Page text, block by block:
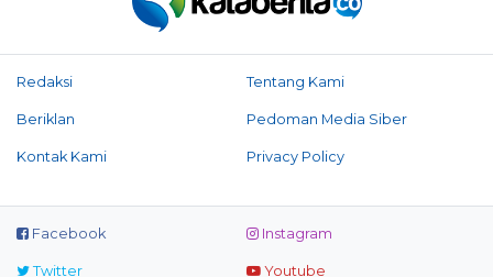
Redaksi Tentang Kami
Beriklan Pedoman Media Siber
Kontak Kami Privacy Policy
Facebook Instagram
Twitter Youtube